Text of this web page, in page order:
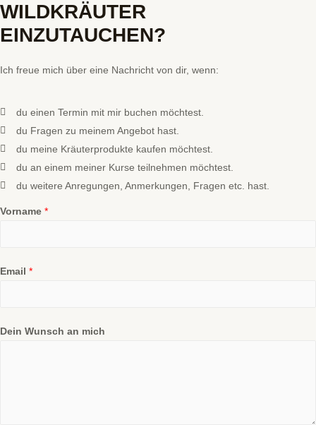
WILDKRÄUTER
EINZUTAUCHEN?
Ich freue mich über eine Nachricht von dir, wenn:
du einen Termin mit mir buchen möchtest.
du Fragen zu meinem Angebot hast.
du meine Kräuterprodukte kaufen möchtest.
du an einem meiner Kurse teilnehmen möchtest.
du weitere Anregungen, Anmerkungen, Fragen etc. hast.
Vorname *
Email *
Dein Wunsch an mich